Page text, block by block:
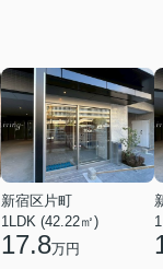
新宿区片町
1LDK (42.22㎡)
17.8万円